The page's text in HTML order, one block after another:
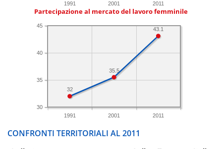
1991 2001 2011
Partecipazione al mercato del lavoro femminile
1991 2001 2011
30
35
40
45
43.1
35.5
32
CONFRONTI TERRITORIALI AL 2011